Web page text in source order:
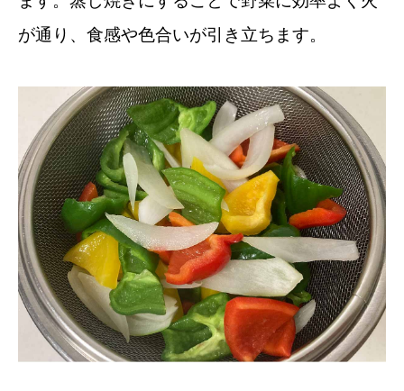
が通り、食感や色合いが引き立ちます。